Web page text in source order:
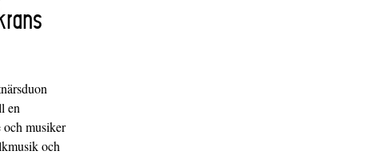
en
och musiker
och